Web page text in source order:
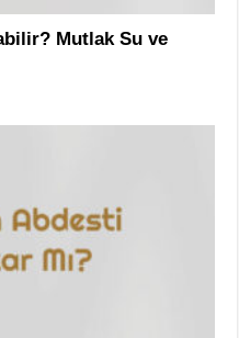
Mutlak Su ve